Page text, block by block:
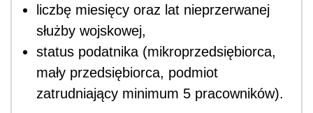
liczbę miesięcy oraz lat nieprzerwanej
służby wojskowej,
status podatnika (mikroprzedsiębiorca,
mały przedsiębiorca, podmiot
zatrudniający minimum 5 pracowników).